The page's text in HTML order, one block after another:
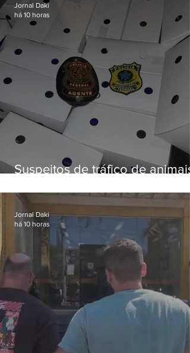
Suspeitos de tráfico de animais
aves
Jornal Daki
há 10 horas
Jornal Daki
há 10 horas